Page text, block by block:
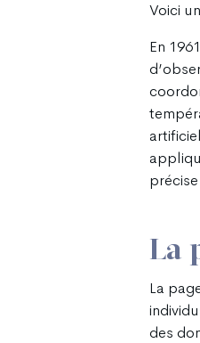
Voici
En
La
La
des